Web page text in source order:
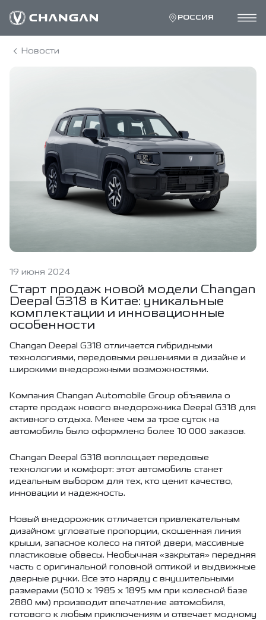
РОССИЯ
Новости
19 июня 2024
Старт продаж новой модели Changan
Deepal G318 в Китае: уникальные
комплектации и инновационные
особенности
Changan Deepal G318 отличается гибридными
технологиями, передовыми решениями в дизайне и
широкими внедорожными возможностями.
Компания Changan Automobile Group объявила о
старте продаж нового внедорожника Deepal G318 для
активного отдыха. Менее чем за трое суток на
автомобиль было оформлено более 10 000 заказов.
Changan Deepal G318 воплощает передовые
технологии и комфорт: этот автомобиль станет
идеальным выбором для тех, кто ценит качество,
инновации и надежность.
Новый внедорожник отличается привлекательным
дизайном: угловатые пропорции, скошенная линия
крыши, запасное колесо на пятой двери, массивные
пластиковые обвесы. Необычная «закрытая» передняя
часть с оригинальной головной оптикой и выдвижные
дверные ручки. Все это наряду с внушительными
размерами (5010 х 1985 х 1895 мм при колесной базе
2880 мм) производит впечатление автомобиля,
готового к любым приключениям и отвечает модному